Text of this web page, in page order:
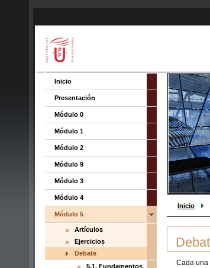
Inicio
Cada una
Inicio
Presentación
Módulo 0
Módulo 1
Módulo 2
Módulo 9
Módulo 3
Módulo 4
Módulo 5
Artículos
Ejercicios
Debate
5.1. Fundamentos